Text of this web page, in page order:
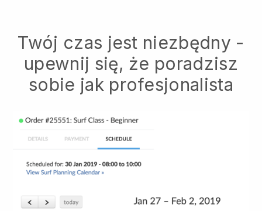
Twój czas jest niezbędny -
upewnij się, że poradzisz
sobie jak profesjonalista